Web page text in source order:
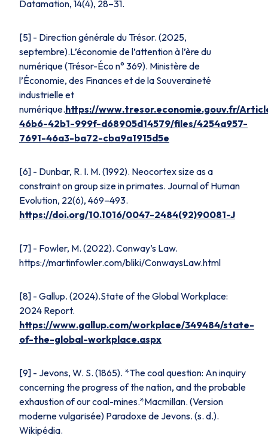
Datamation, 14(4), 28–31.
[5] - Direction générale du Trésor. (2025,
septembre).L’économie de l’attention à l’ère du
numérique (Trésor-Éco n° 369). Ministère de
l’Économie, des Finances et de la Souveraineté
industrielle et
numérique.https://www.tresor.economie.gouv.fr/
46b6-42b1-999f-d68905d14579/files/4254a957-
7691-46a3-ba72-cba9a1915d5e
[6] - Dunbar, R. I. M. (1992). Neocortex size as a
constraint on group size in primates. Journal of Human
Evolution, 22(6), 469–493.
https://doi.org/10.1016/0047-2484(92)90081-J
[7] - Fowler, M. (2022). Conway’s Law.
https://martinfowler.com/bliki/ConwaysLaw.html
[8] - Gallup. (2024).State of the Global Workplace:
2024 Report.
https://www.gallup.com/workplace/349484/state-
of-the-global-workplace.aspx
[9] - Jevons, W. S. (1865). *The coal question: An inquiry
concerning the progress of the nation, and the probable
exhaustion of our coal-mines.*Macmillan. (Version
moderne vulgarisée) Paradoxe de Jevons. (s. d.).
Wikipédia.